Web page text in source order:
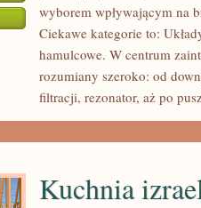
LEGALNOŚĆ
wyborem wpływającym na
Ciekawe kategorie to:
hamulcowe. W centrum
rozumiany szeroko: od
filtracji, rezonator, aż po
Kuchnia